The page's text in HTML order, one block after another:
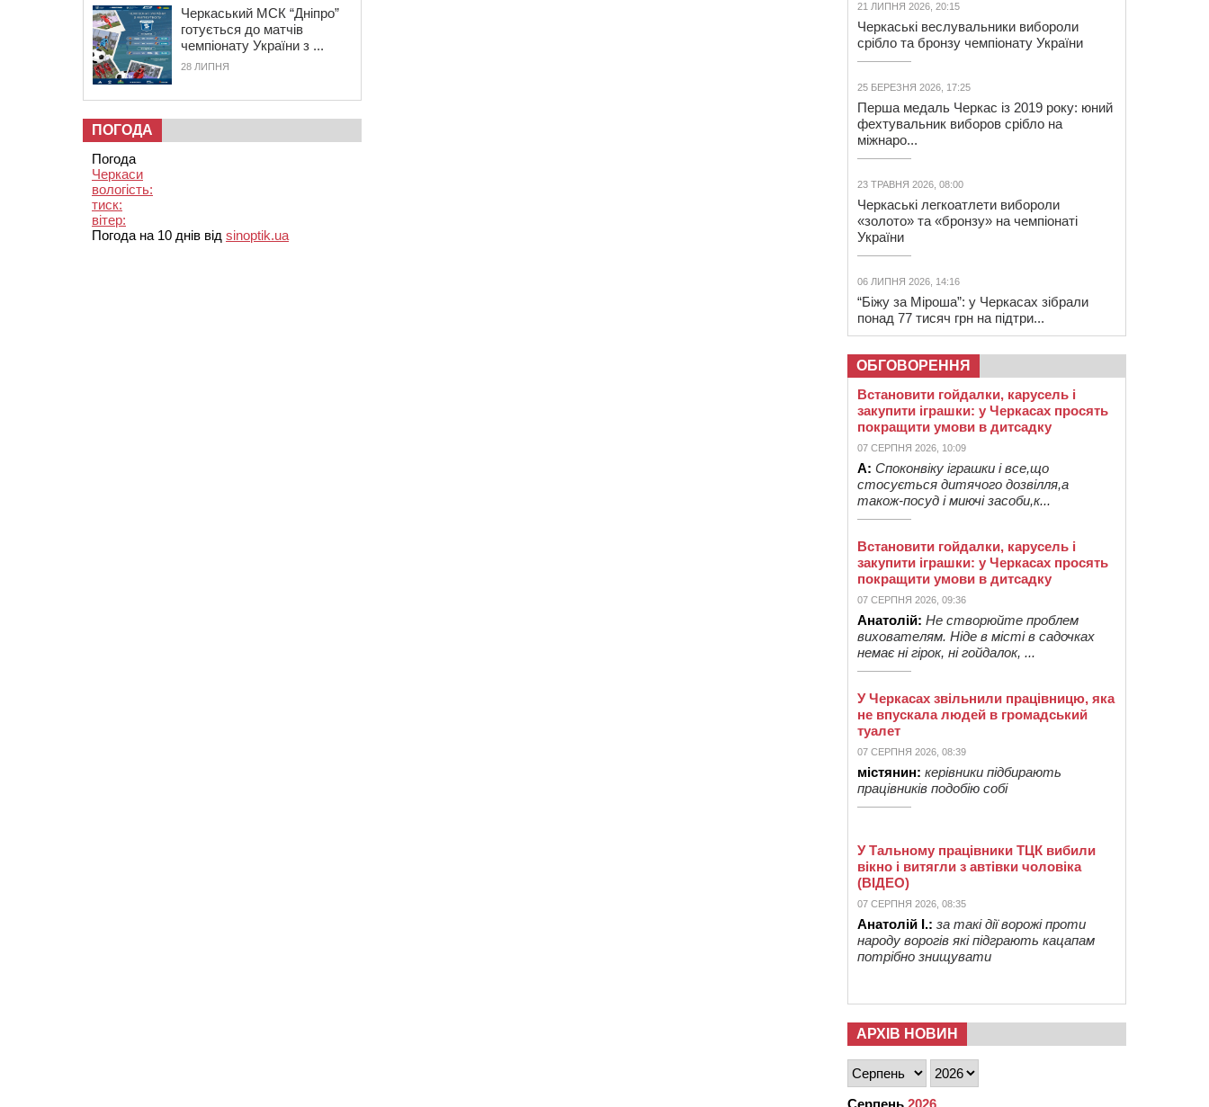
Черкаський МСК “Дніпро”
готується до матчів
чемпіонату України з ...
28 ЛИПНЯ
ПОГОДА
Погода
Черкаси
вологість:
тиск:
вітер:
Погода на 10 днів від sinoptik.ua
21 ЛИПНЯ 2026, 20:15
Черкаські веслувальники вибороли
срібло та бронзу чемпіонату України
25 БЕРЕЗНЯ 2026, 17:25
Перша медаль Черкас із 2019 року: юний
фехтувальник виборов срібло на
міжнаро...
23 ТРАВНЯ 2026, 08:00
Черкаські легкоатлети вибороли
«золото» та «бронзу» на чемпіонаті
України
06 ЛИПНЯ 2026, 14:16
“Біжу за Міроша”: у Черкасах зібрали
понад 77 тисяч грн на підтри...
ОБГОВОРЕННЯ
Встановити гойдалки, карусель і
закупити іграшки: у Черкасах просять
покращити умови в дитсадку
07 СЕРПНЯ 2026, 10:09
А: Споконвіку іграшки і все,що
стосується дитячого дозвілля,а
також-посуд і миючі засоби,к...
Встановити гойдалки, карусель і
закупити іграшки: у Черкасах просять
покращити умови в дитсадку
07 СЕРПНЯ 2026, 09:36
Анатолій: Не створюйте проблем
вихователям. Ніде в місті в садочках
немає ні гірок, ні гойдалок, ...
У Черкасах звільнили працівницю, яка
не впускала людей в громадський
туалет
07 СЕРПНЯ 2026, 08:39
містянин: керівники підбирають
працівників подобію собі
У Тальному працівники ТЦК вибили
вікно і витягли з автівки чоловіка
(ВІДЕО)
07 СЕРПНЯ 2026, 08:35
Анатолій І.: за такі дії ворожі проти
народу ворогів які підграють кацапам
потрібно знищувати
АРХІВ НОВИН
Серпень 2026